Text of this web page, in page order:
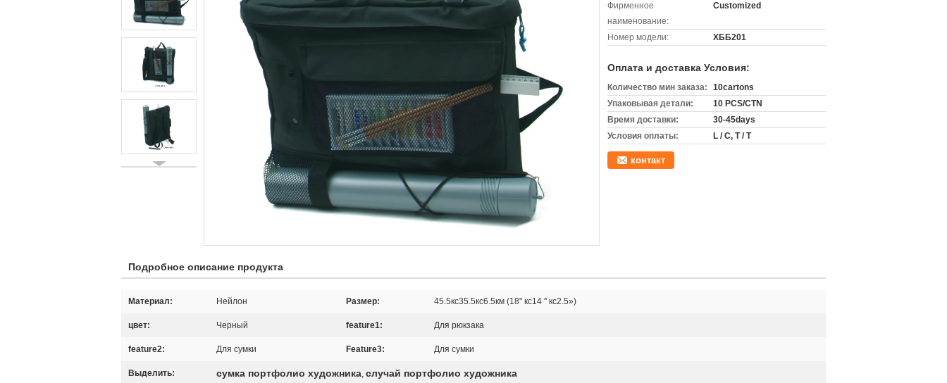
Фирменное
наименование:
Customized
Номер модели: ХББ201
Оплата и доставка Условия:
Количество мин заказа:
10cartons
Упаковывая детали:
10 PCS/CTN
Время доставки:
30-45days
Условия оплаты:
L / C, T / T
контакт
Подробное описание продукта
Материал: Нейлон Размер: 45.5кс35.5кс6.5км (18" кс14 '' кс2.5»)
цвет: Черный feature1: Для рюкзака
feature2: Для сумки Feature3: Для сумки
Выделить: сумка портфолио художника, случай портфолио художника